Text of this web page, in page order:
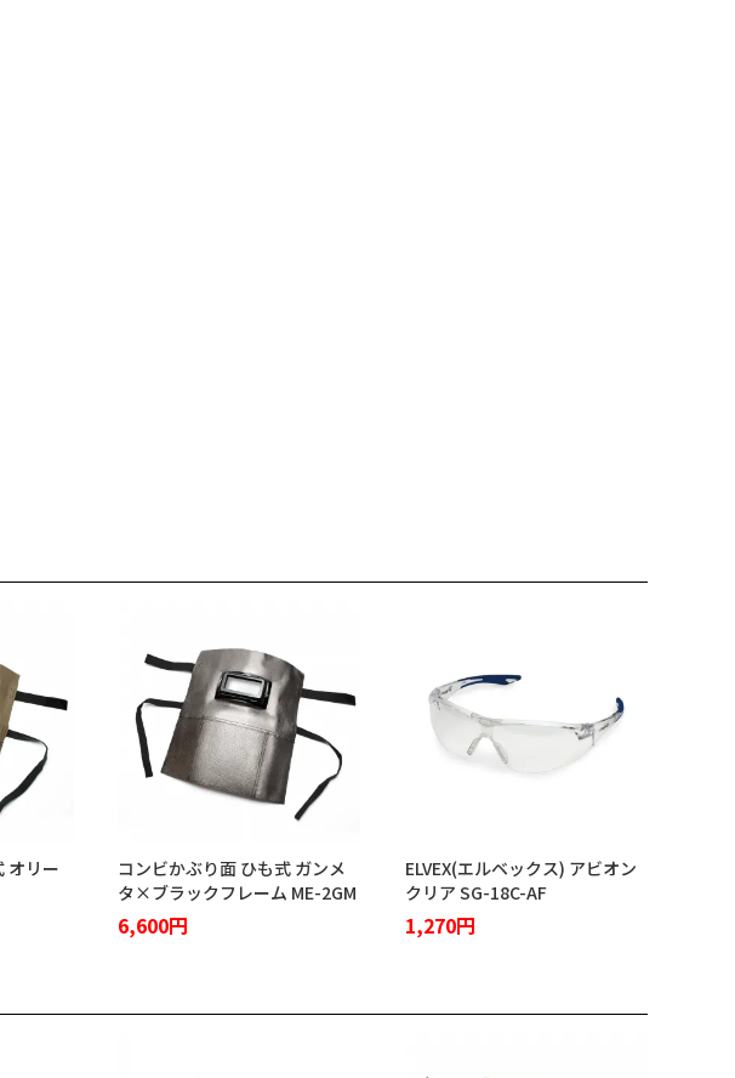
オリー
コンビかぶり面 ひも式 ガンメ
タ×ブラックフレーム ME-2GM
6,600円
ELVEX(エルベックス) アビオン
クリア SG-18C-AF
1,270円